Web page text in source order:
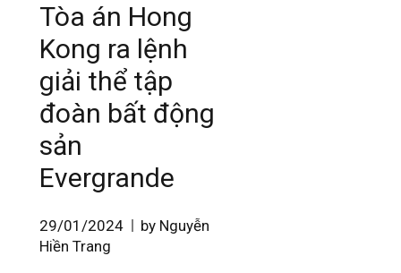
Tòa án Hong
Kong ra lệnh
giải thể tập
đoàn bất động
sản
Evergrande
29/01/2024
by Nguyễn
Hiền Trang